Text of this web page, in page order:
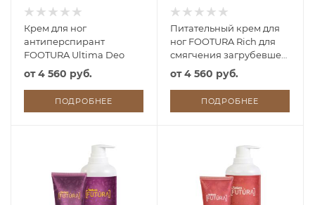
Крем для ног
антиперспирант
FOOTURA Ultima Deo
от4 560 руб.
ПОДРОБНЕЕ
Питательный крем для
ног FOOTURA Rich для
смягчения загрубевшей
кожи
от4 560 руб.
ПОДРОБНЕЕ